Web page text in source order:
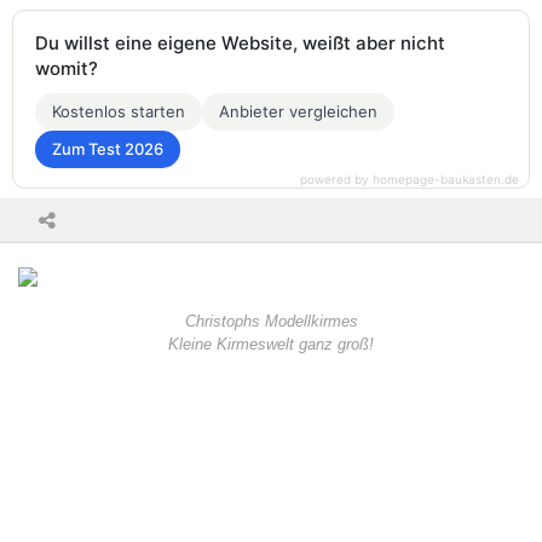
Christophs Modellkirmes
Kleine Kirmeswelt ganz groß!
Du willst eine eigene Website, weißt aber nicht
womit?
Kostenlos starten
Anbieter vergleichen
Zum Test 2026
powered by homepage-baukasten.de